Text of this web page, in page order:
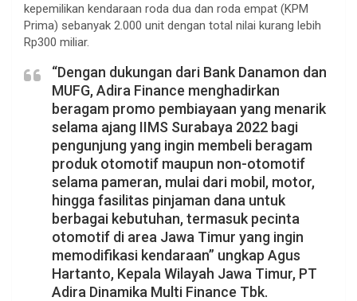
kepemilikan kendaraan roda dua dan roda empat (KPM
Prima) sebanyak 2.000 unit dengan total nilai kurang lebih
Rp300 miliar.
“Dengan dukungan dari Bank Danamon dan
MUFG, Adira Finance menghadirkan
beragam promo pembiayaan yang menarik
selama ajang IIMS Surabaya 2022 bagi
pengunjung yang ingin membeli beragam
produk otomotif maupun non-otomotif
selama pameran, mulai dari mobil, motor,
hingga fasilitas pinjaman dana untuk
berbagai kebutuhan, termasuk pecinta
otomotif di area Jawa Timur yang ingin
memodifikasi kendaraan” ungkap Agus
Hartanto, Kepala Wilayah Jawa Timur, PT
Adira Dinamika Multi Finance Tbk.